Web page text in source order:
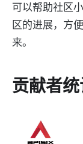
可以帮助社区
区的进展，方
来。
贡献者